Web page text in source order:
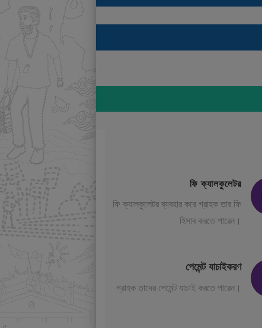
ফি ক্যালকুলেটর
ফি ক্যালকুলেটর ব্যবহার করে গ্রাহক তার ফি
হিসাব করতে পারেন।
পেমেন্ট যাচাইকরণ
গ্রাহক তাদের পেমেন্ট যাচাই করতে পারেন।